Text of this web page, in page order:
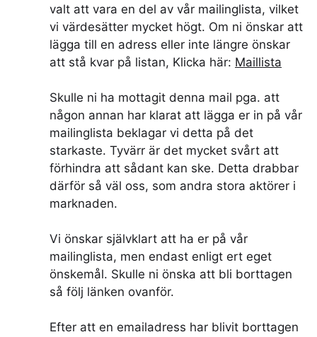
valt att vara en del av vår mailinglista, vilket
vi värdesätter mycket högt. Om ni önskar att
lägga till en adress eller inte längre önskar
att stå kvar på listan, Klicka här: Maillista
Skulle ni ha mottagit denna mail pga. att
någon annan har klarat att lägga er in på vår
mailinglista beklagar vi detta på det
starkaste. Tyvärr är det mycket svårt att
förhindra att sådant kan ske. Detta drabbar
därför så väl oss, som andra stora aktörer i
marknaden.
Vi önskar självklart att ha er på vår
mailinglista, men endast enligt ert eget
önskemål. Skulle ni önska att bli borttagen
så följ länken ovanför.
Efter att en emailadress har blivit borttagen